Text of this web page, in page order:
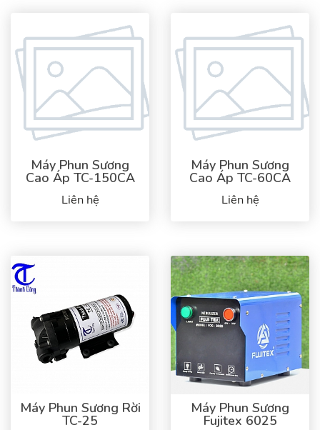
Máy Phun Sương
Cao Áp TC-150CA
Liên hệ
Máy Phun Sương
Cao Áp TC-60CA
Liên hệ
Máy Phun Sương Rời
TC-25
Máy Phun Sương
Fujitex 6025